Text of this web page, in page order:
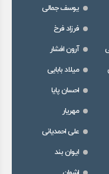
یوسف جمالی
فرزاد فرخ
آرون افشار
میلاد بابایی
احسان پایا
مهریار
علی احمدیانی
ایوان بند